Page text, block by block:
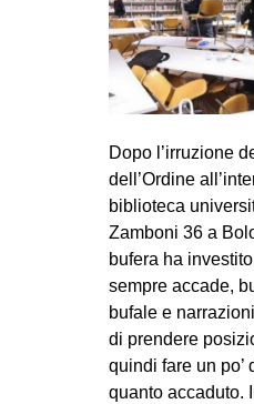
Dopo l’irruzione
dell’Ordine
biblioteca
Zamboni 36 a
bufera ha
sempre accade,
bufale e
di prendere
quindi fare un po’
quanto accaduto.